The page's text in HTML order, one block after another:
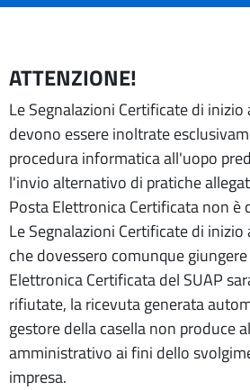
ATTENZIONE!
Le Segnalazioni Certificate di
devono essere inoltrate
procedura informatica all'uopo
l'invio alternativo di pratiche
Posta Elettronica Certificata non è
Le Segnalazioni Certificate di
che dovessero comunque
Elettronica Certificata del SUAP
rifiutate, la ricevuta generata
gestore della casella non produce
amministrativo ai fini dello
impresa.